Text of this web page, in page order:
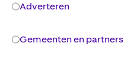
Adverteren
Gemeenten en partners